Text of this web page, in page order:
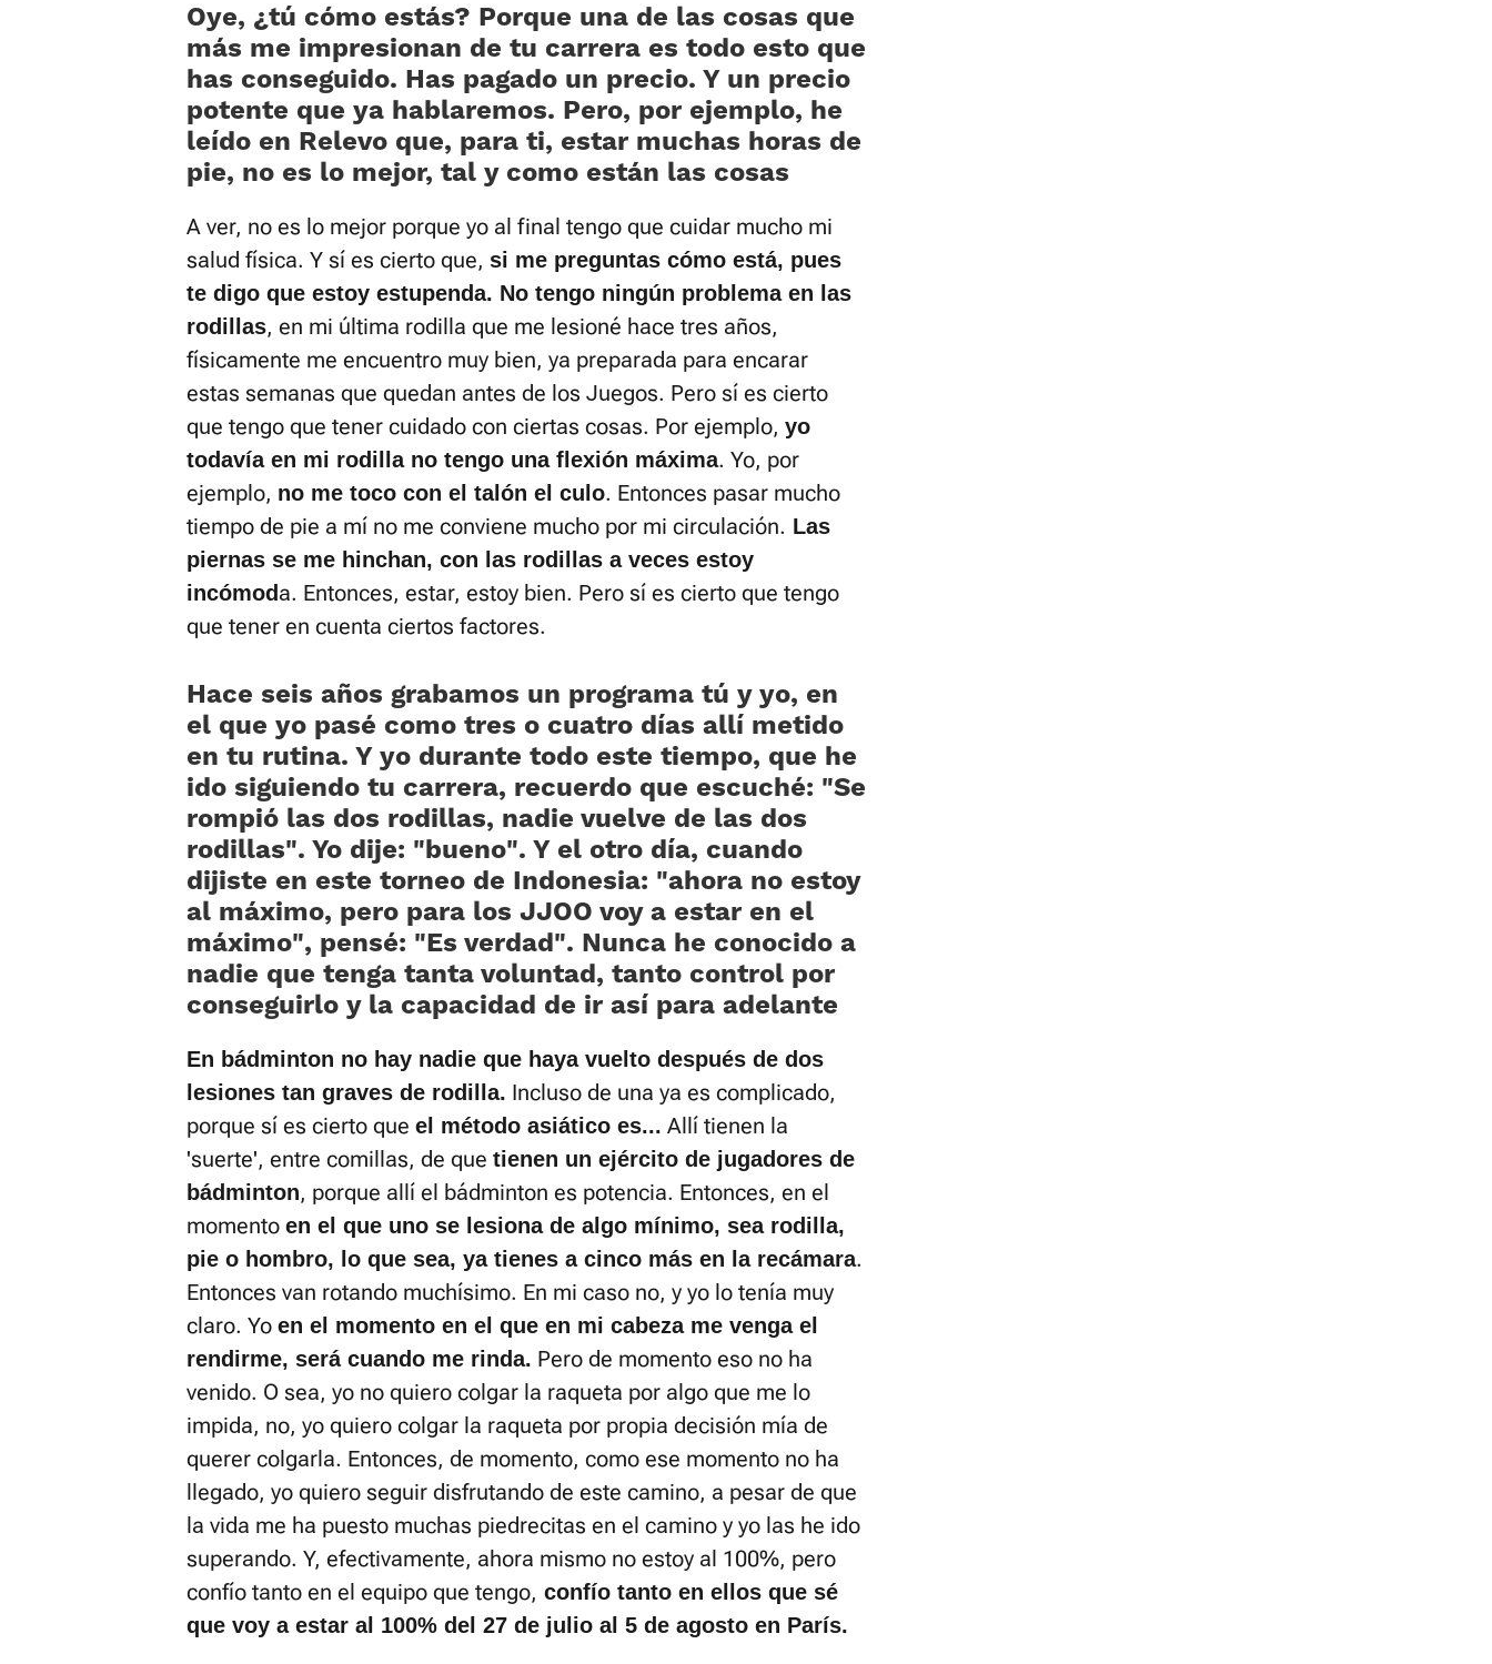
Oye, ¿tú cómo estás? Porque una de las cosas que
más me impresionan de tu carrera es todo esto que
has conseguido. Has pagado un precio. Y un precio
potente que ya hablaremos. Pero, por ejemplo, he
leído en Relevo que, para ti, estar muchas horas de
pie, no es lo mejor, tal y como están las cosas
A ver, no es lo mejor porque yo al final tengo que cuidar mucho mi
salud física. Y sí es cierto que, si me preguntas cómo está, pues
te digo que estoy estupenda. No tengo ningún problema en las
rodillas, en mi última rodilla que me lesioné hace tres años,
físicamente me encuentro muy bien, ya preparada para encarar
estas semanas que quedan antes de los Juegos. Pero sí es cierto
que tengo que tener cuidado con ciertas cosas. Por ejemplo, yo
todavía en mi rodilla no tengo una flexión máxima. Yo, por
ejemplo, no me toco con el talón el culo. Entonces pasar mucho
tiempo de pie a mí no me conviene mucho por mi circulación. Las
piernas se me hinchan, con las rodillas a veces estoy
incómod a. Entonces, estar, estoy bien. Pero sí es cierto que tengo
que tener en cuenta ciertos factores.
Hace seis años grabamos un programa tú y yo, en
el que yo pasé como tres o cuatro días allí metido
en tu rutina. Y yo durante todo este tiempo, que he
ido siguiendo tu carrera, recuerdo que escuché: «Se
rompió las dos rodillas, nadie vuelve de las dos
rodillas». Yo dije: «bueno». Y el otro día, cuando
dijiste en este torneo de Indonesia: «ahora no estoy
al máximo, pero para los JJOO voy a estar en el
máximo«, pensé: »Es verdad». Nunca he conocido a
nadie que tenga tanta voluntad, tanto control por
conseguirlo y la capacidad de ir así para adelante
En bádminton no hay nadie que haya vuelto después de dos
lesiones tan graves de rodilla. Incluso de una ya es complicado,
porque sí es cierto que el método asiático es... Allí tienen la
'suerte', entre comillas, de que tienen un ejército de jugadores de
bádminton, porque allí el bádminton es potencia. Entonces, en el
momento en el que uno se lesiona de algo mínimo, sea rodilla,
pie o hombro, lo que sea, ya tienes a cinco más en la recámara.
Entonces van rotando muchísimo. En mi caso no, y yo lo tenía muy
claro. Yo en el momento en el que en mi cabeza me venga el
rendirme, será cuando me rinda. Pero de momento eso no ha
venido. O sea, yo no quiero colgar la raqueta por algo que me lo
impida, no, yo quiero colgar la raqueta por propia decisión mía de
querer colgarla. Entonces, de momento, como ese momento no ha
llegado, yo quiero seguir disfrutando de este camino, a pesar de que
la vida me ha puesto muchas piedrecitas en el camino y yo las he ido
superando. Y, efectivamente, ahora mismo no estoy al 100%, pero
confío tanto en el equipo que tengo, confío tanto en ellos que sé
que voy a estar al 100% del 27 de julio al 5 de agosto en París.